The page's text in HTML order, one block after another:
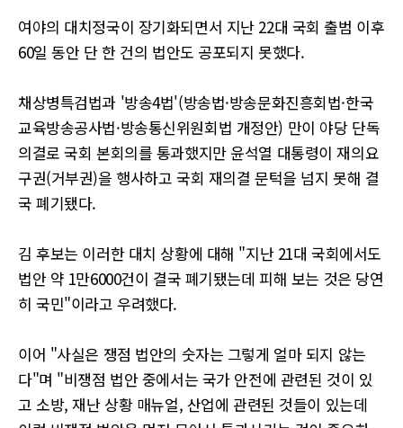
여야의 대치정국이 장기화되면서 지난 22대 국회 출범 이후
60일 동안 단 한 건의 법안도 공포되지 못했다.
채상병특검법과 '방송4법'(방송법·방송문화진흥회법·한국
교육방송공사법·방송통신위원회법 개정안) 만이 야당 단독
의결로 국회 본회의를 통과했지만 윤석열 대통령이 재의요
구권(거부권)을 행사하고 국회 재의결 문턱을 넘지 못해 결
국 폐기됐다.
김 후보는 이러한 대치 상황에 대해 "지난 21대 국회에서도
법안 약 1만6000건이 결국 폐기됐는데 피해 보는 것은 당연
히 국민"이라고 우려했다.
이어 "사실은 쟁점 법안의 숫자는 그렇게 얼마 되지 않는
다"며 "비쟁점 법안 중에서는 국가 안전에 관련된 것이 있
고 소방, 재난 상황 매뉴얼, 산업에 관련된 것들이 있는데